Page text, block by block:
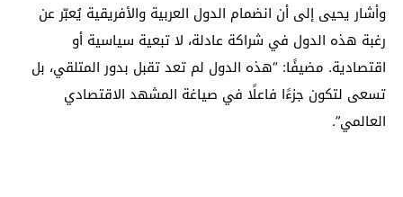
وأشار يحيى إلى أن انضمام الدول العربية والأفريقية يُعبّر عن
رغبة هذه الدول في شراكة عادلة، لا تبعية سياسية أو
اقتصادية. مضيفًا: “هذه الدول لم تعد تقبل بدور المتلقي، بل
تسعى لتكون جزءًا فاعلًا في صياغة المشهد الاقتصادي
العالمي”.